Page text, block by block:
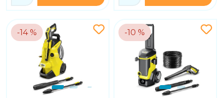
-14 % -10 %